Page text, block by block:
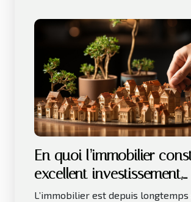
En quoi l’immobilier
excellent investissement,
notamment sur le long
L’immobilier est depuis